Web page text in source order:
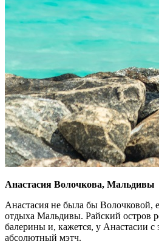
Анастасия Волочкова, Мальдивы
Анастасия не была бы Волочковой,
отдыха Мальдивы. Райский остров
балерины и, кажется, у Анастасии с
абсолютный мэтч.